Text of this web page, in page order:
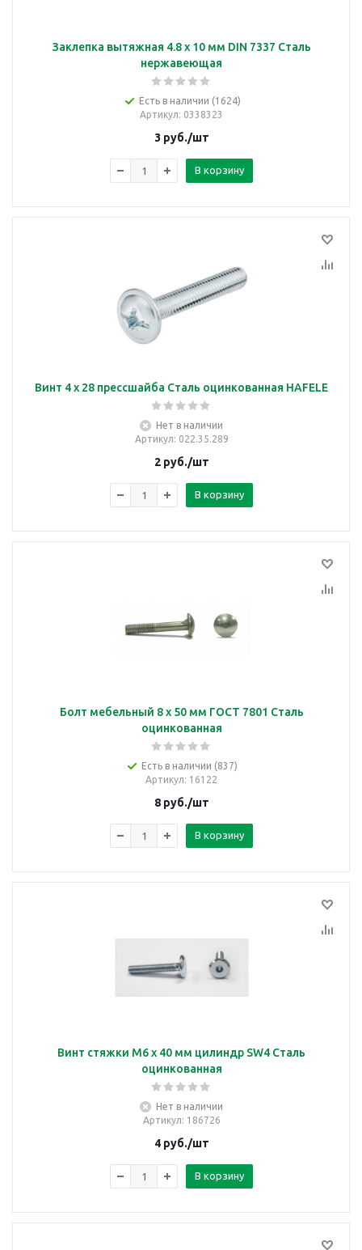
Заклепка вытяжная 4.8 х 10 мм DIN 7337 Сталь
нержавеющая
Есть в наличии (1624)
Артикул: 0338323
3 руб./шт
В корзину
Винт 4 х 28 прессшайба Сталь оцинкованная HAFELE
Нет в наличии
Артикул: 022.35.289
2руб./шт
В корзину
Болт мебельный 8 х 50 мм ГОСТ 7801 Сталь
оцинкованная
Есть в наличии (837)
Артикул: 16122
8руб./шт
В корзину
Винт стяжки М6 х 40 мм цилиндр SW4 Сталь
оцинкованная
Нет в наличии
Артикул: 186726
4руб./шт
В корзину